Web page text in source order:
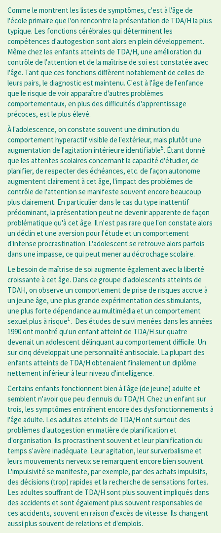
Comme le montrent les listes de symptômes, c'est à l'âge de
l'école primaire que l'on rencontre la présentation de TDA/H la plus
typique. Les fonctions cérébrales qui déterminent les
compétences d'autogestion sont alors en plein développement.
Même chez les enfants atteints de TDA/H, une amélioration du
contrôle de l'attention et de la maîtrise de soi est constatée avec
l'âge. Tant que ces fonctions diffèrent notablement de celles de
leurs pairs, le diagnostic est maintenu. C'est à l'âge de l'enfance
que le risque de voir apparaître d'autres problèmes
comportementaux, en plus des difficultés d'apprentissage
précoces, est le plus élevé.
À l'adolescence, on constate souvent une diminution du
comportement hyperactif visible de l'extérieur, mais plutôt une
augmentation de l'agitation intérieure identifiable5. Étant donné
que les attentes scolaires concernant la capacité d'étudier, de
planifier, de respecter des échéances, etc. de façon autonome
augmentent clairement à cet âge, l'impact des problèmes de
contrôle de l'attention se manifeste souvent encore beaucoup
plus clairement. En particulier dans le cas du type inattentif
prédominant, la présentation peut ne devenir apparente de façon
problématique qu'à cet âge. Il n'est pas rare que l'on constate alors
un déclin et une aversion pour l'étude et un comportement
d'intense procrastination. L'adolescent se retrouve alors parfois
dans une impasse, ce qui peut mener au décrochage scolaire.
Le besoin de maîtrise de soi augmente également avec la liberté
croissante à cet âge. Dans ce groupe d'adolescents atteints de
TDAH, on observe un comportement de prise de risques accrue à
un jeune âge, une plus grande expérimentation des stimulants,
une plus forte dépendance au multimédia et un comportement
sexuel plus à risque1. Des études de suivi menées dans les années
1990 ont montré qu'un enfant atteint de TDA/H sur quatre
devenait un adolescent délinquant au comportement difficile. Un
sur cinq développait une personnalité antisociale. La plupart des
enfants atteints de TDA/H obtenaient finalement un diplôme
nettement inférieur à leur niveau d'intelligence.
Certains enfants fonctionnent bien à l'âge (de jeune) adulte et
semblent n'avoir que peu d'ennuis du TDA/H. Chez un enfant sur
trois, les symptômes entraînent encore des dysfonctionnements à
l'âge adulte. Les adultes atteints de TDA/H ont surtout des
problèmes d'autogestion en matière de planification et
d'organisation. Ils procrastinent souvent et leur planification du
temps s'avère inadéquate. Leur agitation, leur surverbalisme et
leurs mouvements nerveux se remarquent encore bien souvent.
L'impulsivité se manifeste, par exemple, par des achats impulsifs,
des décisions (trop) rapides et la recherche de sensations fortes.
Les adultes souffrant de TDA/H sont plus souvent impliqués dans
des accidents et sont également plus souvent responsables de
ces accidents, souvent en raison d'excès de vitesse. Ils changent
aussi plus souvent de relations et d'emplois.